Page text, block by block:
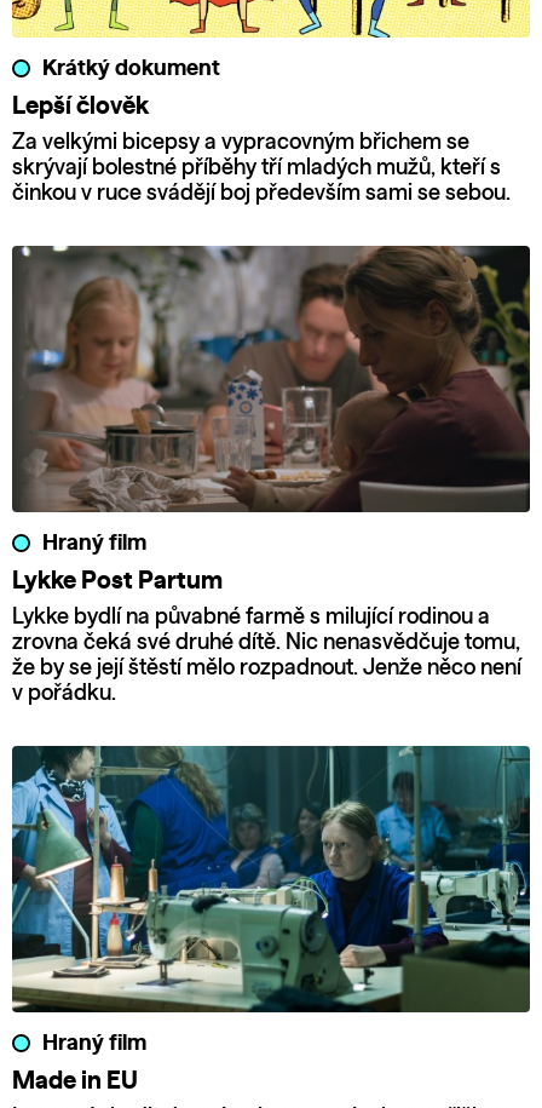
Krátký dokument
Lepší člověk
Za velkými bicepsy a vypracovným břichem se
skrývají bolestné příběhy tří mladých mužů, kteří s
činkou v ruce svádějí boj především sami se sebou.
Hraný film
Lykke Post Partum
Lykke bydlí na půvabné farmě s milující rodinou a
zrovna čeká své druhé dítě. Nic nenasvědčuje tomu,
že by se její štěstí mělo rozpadnout. Jenže něco není
v pořádku.
Hraný film
Made in EU